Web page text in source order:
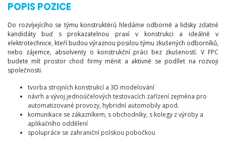
POPIS POZICE
Do rozvíjejícího se týmu konstruktérů hledáme odborně a lidsky zdatné
kandidáty buď s prokazatelnou praxí v konstrukci a ideálně v
elektrotechnice, kteří budou výraznou posilou týmu zkušených odborníků,
nebo zájemce, absolventy o konstrukční práci bez zkušeností. V FPC
budete mít prostor chod firmy měnit a aktivně se podílet na rozvoji
společnosti.
tvorba strojních konstrukcí a 3D modelování
návrh a vývoj jednoúčelových testovacích zařízení zejména pro
automatizované provozy, hybridní automobily apod.
komunikace se zákazníkem, s obchodníky, s kolegy z výroby a
aplikačního oddělení
spolupráce se zahraniční polskou pobočkou